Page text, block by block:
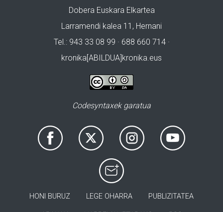
Dobera Euskara Elkartea
Larramendi kalea 11, Hernani
Tel.: 943 33 08 99 · 688 660 714 ·
kronika[ABILDUA]kronika.eus
Codesyntaxek garatua
HONI BURUZ LEGE OHARRA PUBLIZITATEA